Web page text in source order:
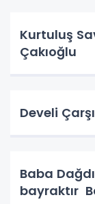
Kurtuluş
Çakıoğlu
Develi
Baba
bayraktır